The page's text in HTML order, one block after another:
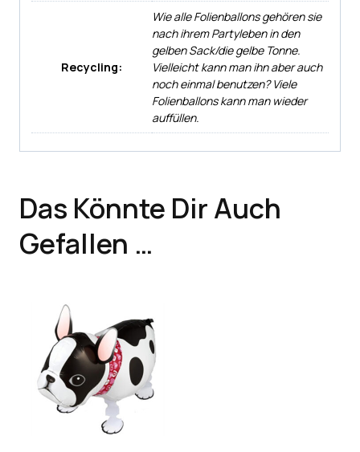
Recycling:
Wie alle Folienballons gehören sie
nach ihrem Partyleben in den
gelben Sack/die gelbe Tonne.
Vielleicht kann man ihn aber auch
noch einmal benutzen? Viele
Folienballons kann man wieder
auffüllen.
Das Könnte Dir Auch
Gefallen …